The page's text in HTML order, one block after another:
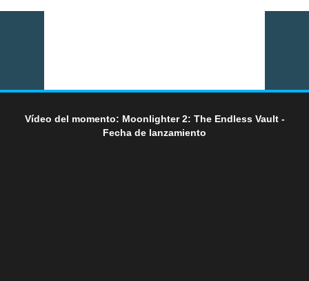
Vídeo del momento: Moonlighter 2: The Endless Vault -
Fecha de lanzamiento